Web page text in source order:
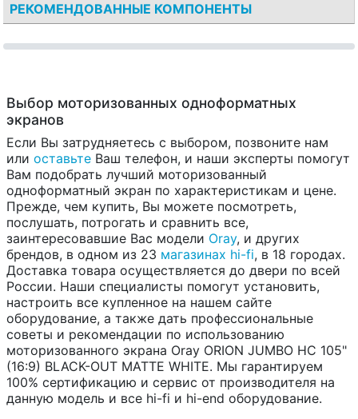
РЕКОМЕНДОВАННЫЕ КОМПОНЕНТЫ
Выбор моторизованных одноформатных
экранов
Если Вы затрудняетесь с выбором, позвоните нам
или оставьте Ваш телефон, и наши эксперты помогут
Вам подобрать лучший моторизованный
одноформатный экран по характеристикам и цене.
Прежде, чем купить, Вы можете посмотреть,
послушать, потрогать и сравнить все,
заинтересовавшие Вас модели Oray, и других
брендов, в одном из 23 магазинах hi-fi, в 18 городах.
Доставка товара осуществляется до двери по всей
России. Наши специалисты помогут установить,
настроить все купленное на нашем сайте
оборудование, а также дать профессиональные
советы и рекомендации по использованию
моторизованного экрана Oray ORION JUMBO HC 105"
(16:9) BLACK-OUT MATTE WHITE. Мы гарантируем
100% сертификацию и сервис от производителя на
данную модель и все hi-fi и hi-end оборудование.